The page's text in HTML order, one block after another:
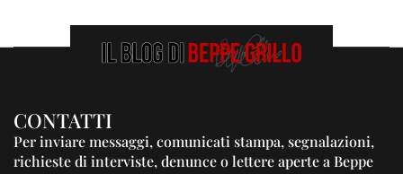
CONTATTI
Per inviare messaggi, comunicati stampa, segnalazioni,
richieste di interviste, denunce o lettere aperte a Beppe